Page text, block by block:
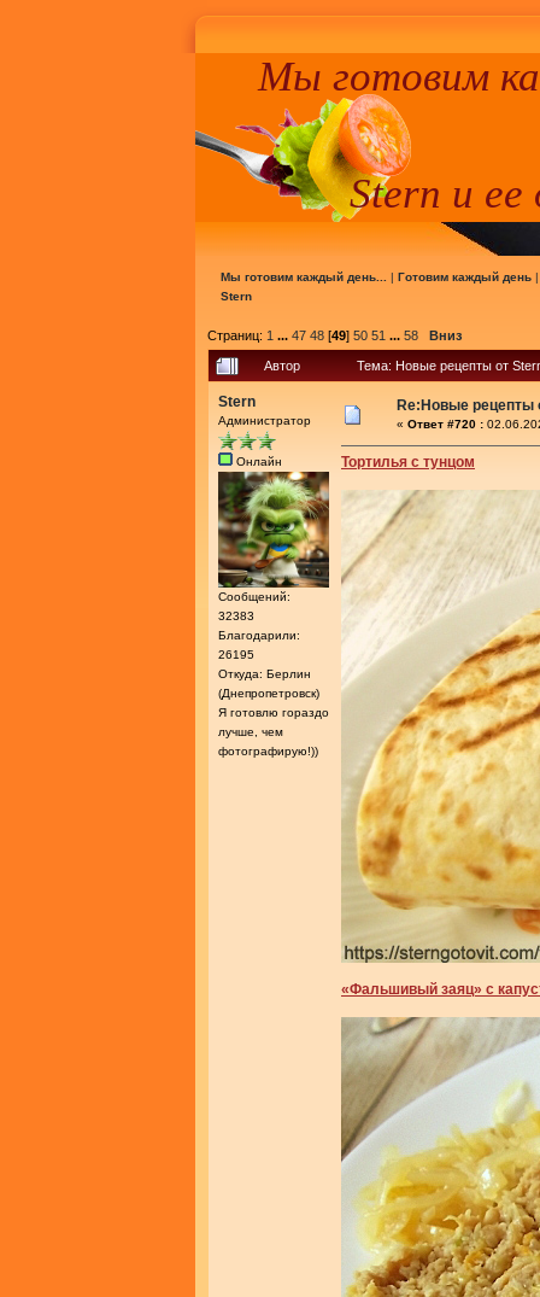
Мы готовим
Stern и ее
Мы готовим каждый день... | Готовим каждый день
Stern
Страниц: 1 ... 47 48 [49] 50 51 ... 58 Вниз
Автор Тема: Новые рецепты от
Stern
Администратор
Онлайн
Сообщений:
32383
Благодарили:
26195
Откуда: Берлин
(Днепропетровск)
Я готовлю гораздо
лучше, чем
фотографирую!))
Re:Новые рецепты
« Ответ #720 :
Тортилья с тунцом
«Фальшивый заяц» с